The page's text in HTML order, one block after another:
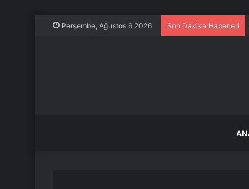
Perşembe, Ağustos 6 2026 Son Dakika Haberleri